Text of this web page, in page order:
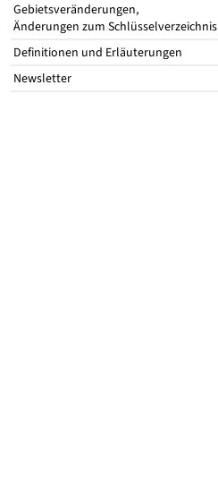
Gebietsveränderungen,
Änderungen zum Schlüsselverzeichnis
Definitionen und Erläuterungen
Newsletter